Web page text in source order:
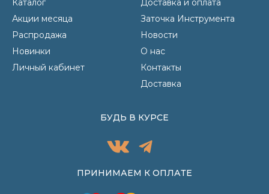
Каталог
Акции месяца
Распродажа
Новинки
Личный кабинет
Доставка и оплата
Заточка Инструмента
Новости
О нас
Контакты
Доставка
ПРИНИМАЕМ К ОПЛАТЕ
БУДЬ В КУРСЕ